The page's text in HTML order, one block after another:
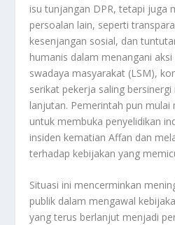
isu tunjangan DPR, tetapi juga
persoalan lain, seperti
kesenjangan sosial, dan
humanis dalam menangani
swadaya masyarakat (LSM),
serikat pekerja saling
lanjutan. Pemerintah pun mulai
untuk membuka penyelidikan
insiden kematian Affan dan
terhadap kebijakan yang
Situasi ini mencerminkan
publik dalam mengawal
yang terus berlanjut menjadi